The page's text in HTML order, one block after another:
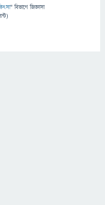
" বিভাগে জিজ্ঞাসা